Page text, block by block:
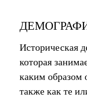
Историческая
которая
каким образом
также как те